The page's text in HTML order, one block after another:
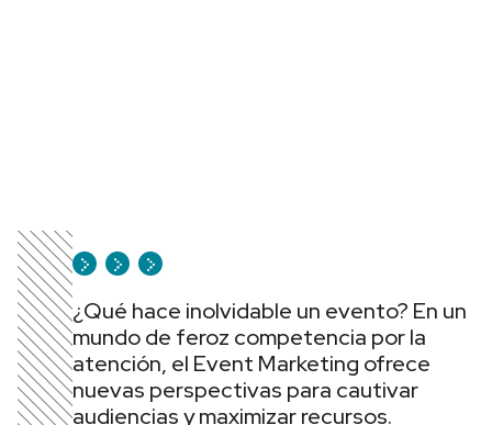
¿Qué hace inolvidable un evento? En un
mundo de feroz competencia por la
atención, el Event Marketing ofrece
nuevas perspectivas para cautivar
audiencias y maximizar recursos.